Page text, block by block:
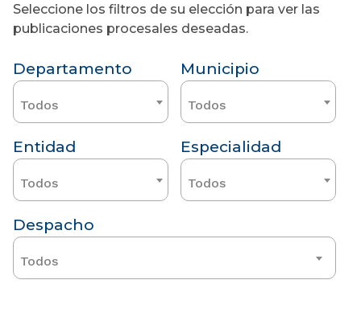
Seleccione los filtros de su elección para ver las
publicaciones procesales deseadas.
Departamento
Todos
Municipio
Todos
Entidad
Todos
Especialidad
Todos
Despacho
Todos